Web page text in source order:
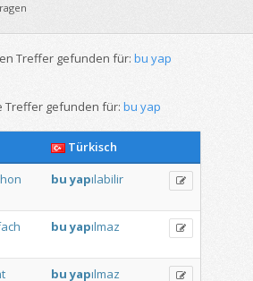
Treffer gefunden für: bu yap
Treffer gefunden für: bu yap
Türkisch
bu yapılabilir
bu yapılmaz
bu yapılmaz